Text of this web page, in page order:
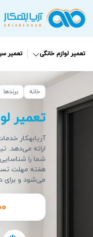
تعمیر لوازم خانگی تعمیر
خانه برندها
تعمیر
آریابهکار
ارائه می‌دهد.
شما را
هفته مهلت
می‌شود و برای